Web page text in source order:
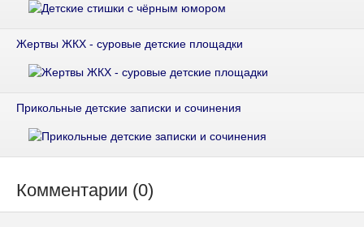
Жертвы ЖКХ - суровые детские площадки
Прикольные детские записки и сочинения
Комментарии (0)